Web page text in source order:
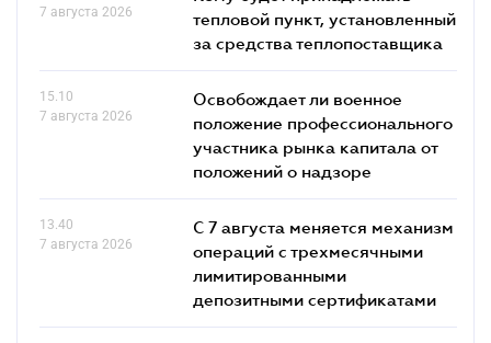
7 августа 2026
тепловой пункт, установленный
за средства теплопоставщика
15.10
7 августа 2026
Освобождает ли военное
положение профессионального
участника рынка капитала от
положений о надзоре
13.40
7 августа 2026
С 7 августа меняется механизм
операций с трехмесячными
лимитированными
депозитными сертификатами